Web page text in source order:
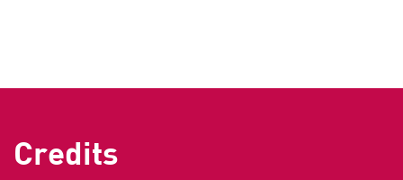
Credits